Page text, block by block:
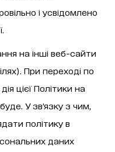
і усвідомлено
на інші веб-сайти
При переході по
цієї Політики на
У зв’язку з чим,
політику в
даних